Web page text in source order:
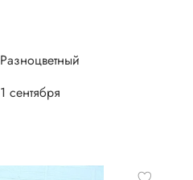
Разноцветный
1 сентября